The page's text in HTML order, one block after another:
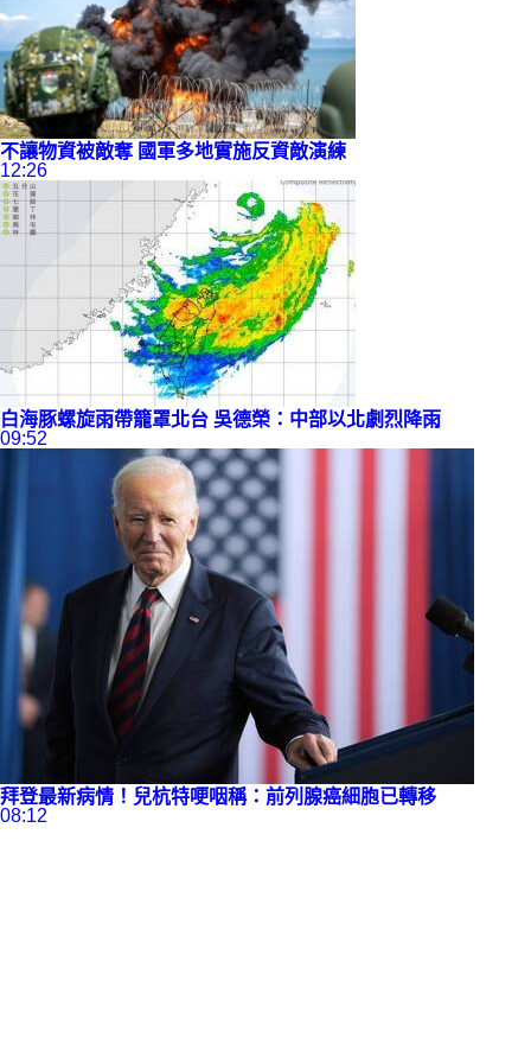
不讓物資被敵奪 國軍多地實施反資敵演練
12:26
白海豚螺旋雨帶籠罩北台 吳德榮：中部以北劇烈降雨
09:52
拜登最新病情！兒杭特哽咽稱：前列腺癌細胞已轉移
08:12